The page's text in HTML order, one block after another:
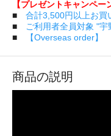
【プレゼントキャンペー
■ 合計3,500円以上お買
■
ご利用者全員対象 "
■
【Overseas order】
商品の説明